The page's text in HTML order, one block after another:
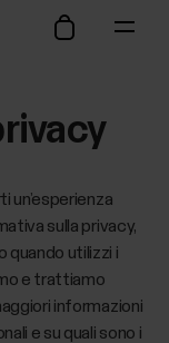
un’esperienza
sulla privacy,
quando utilizzi i
e trattiamo
informazioni
e su quali sono i